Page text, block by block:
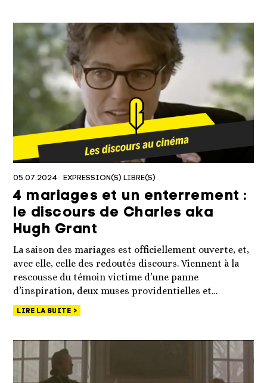
05.07.2024 EXPRESSION(S) LIBRE(S)
4 mariages et un enterrement :
le discours de Charles aka
Hugh Grant
La saison des mariages est officiellement ouverte, et,
avec elle, celle des redoutés discours. Viennent à la
rescousse du témoin victime d’une panne
d’inspiration, deux muses providentielles et…
LIRE LA SUITE